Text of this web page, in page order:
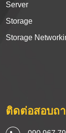
Server
Storage
Storage
ติดต่อสอบถ